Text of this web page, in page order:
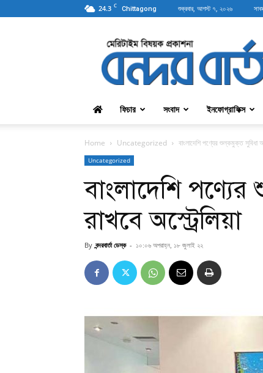
24.3 C Chittagong শুক্রবার, আগস্ট ৭, ২০২৬
বন্দরবার্তা
ফিচার সংবাদ ইনফোগ্রাফিক্স
Home Uncategorized বাংলাদেশি পণ্যের শুল্কমুক্ত সুবিধা
Uncategorized
বাংলাদেশি পণ্যের
রাখবে অস্ট্রেলিয়া
By বন্দরবার্তা ডেস্ক - ১০:০৬ অপরাহ্ন, ১৮ জুলাই ২২